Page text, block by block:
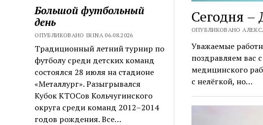
Большой футбольный
день
ОПУБЛИКОВАНО IRINA 06.08.2026
Традиционный летний турнир по
футболу среди детских команд
состоялся 28 июля на стадионе
«Металлург». Разыгрывался
Кубок КТОСов Кольчугинского
округа среди команд 2012–2014
годов рождения. Все…
Сегодня –
ОПУБЛИКОВАНО
Уважаемые
поздравляем вас
медицинского
с нелёгкой, но…